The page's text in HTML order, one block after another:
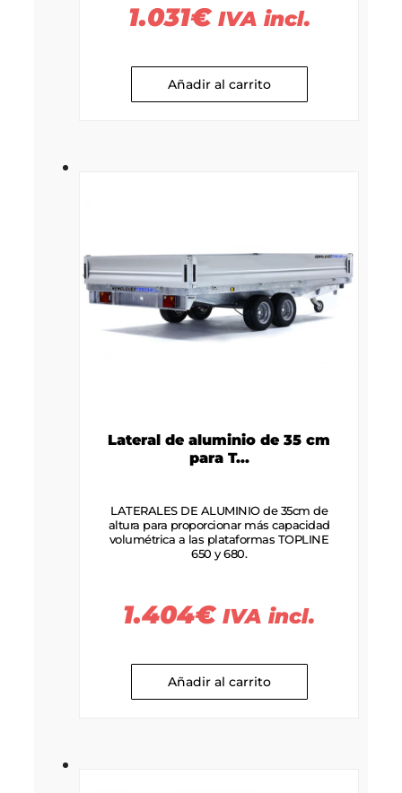
1.031€ IVA incl.
Añadir al carrito
Lateral de aluminio de 35 cm
para T...
LATERALES DE ALUMINIO de 35cm de
altura para proporcionar más capacidad
volumétrica a las plataformas TOPLINE
650 y 680.
1.404€ IVA incl.
Añadir al carrito